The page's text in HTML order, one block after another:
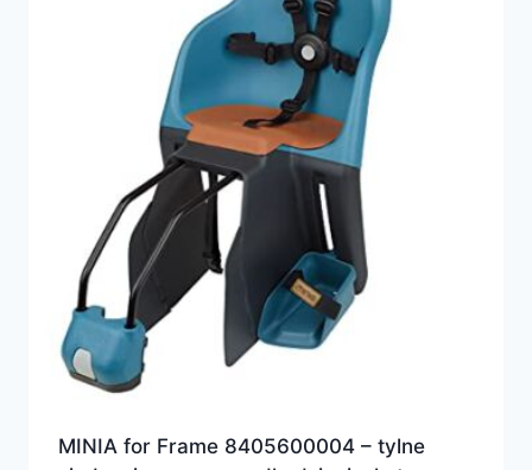
MINIA for Frame 8405600004 – tylne